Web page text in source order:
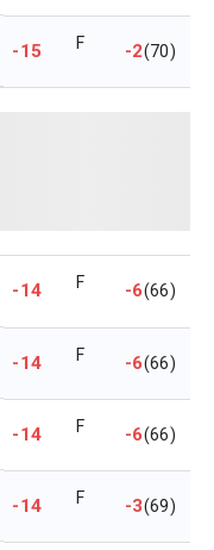
-15 F -2(70)
-14 F -6(66)
-14 F -6(66)
-14 F -6(66)
-14 F -3(69)